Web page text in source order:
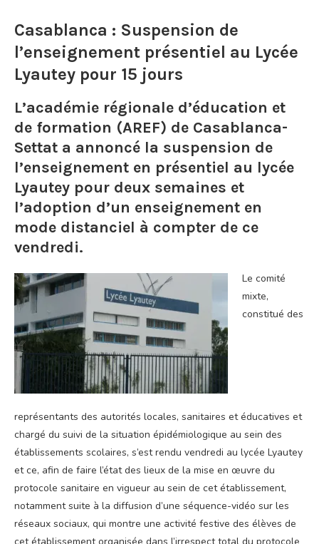
Casablanca : Suspension de
l’enseignement présentiel au Lycée
Lyautey pour 15 jours
L’académie régionale d’éducation et
de formation (AREF) de Casablanca-
Settat a annoncé la suspension de
l’enseignement en présentiel au lycée
Lyautey pour deux semaines et
l’adoption d’un enseignement en
mode distanciel à compter de ce
vendredi.
Le comité
mixte,
constitué des
représentants des autorités locales, sanitaires et éducatives et
chargé du suivi de la situation épidémiologique au sein des
établissements scolaires, s’est rendu vendredi au lycée Lyautey
et ce, afin de faire l’état des lieux de la mise en œuvre du
protocole sanitaire en vigueur au sein de cet établissement,
notamment suite à la diffusion d’une séquence-vidéo sur les
réseaux sociaux, qui montre une activité festive des élèves de